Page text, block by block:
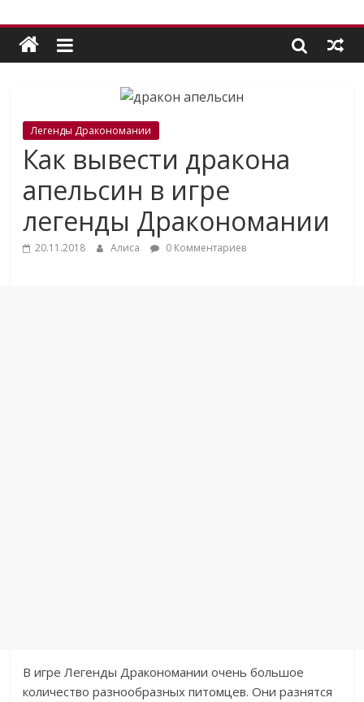
Легенды Дракономании
Как вывести дракона
апельсин в игре
легенды Дракономании
20.11.2018 Алиса 0 Комментариев
В игре Легенды Дракономании очень большое
количество разнообразных питомцев. Они разнятся